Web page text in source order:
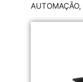
AUTOMAÇÃO,